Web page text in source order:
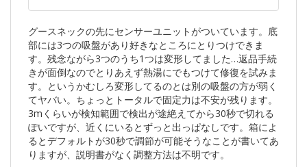
グースネックの先にセンサーユニットがついています。底
部には3つの吸盤があり好きなところにとりつけできま
す。残念ながら3つのうち1つは変形してました…返品手続
きが面倒なのでとりあえず熱湯にでもつけて修復を試みま
す。というかむしろ変形してるのとは別の吸盤の方が弱く
てヤバい。ちょっとトータルで固定力は不安が残ります。
3mくらいが検知範囲で検出が途絶えてから30秒で切れる
ぽいですが、近くにいるとずっと出っぱなしです。箱によ
るとデフォルトが30秒で調節が可能そうなことが書いてあ
りますが、説明書がなく調整方法は不明です。